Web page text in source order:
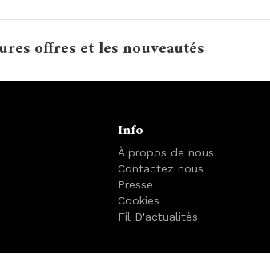
offres et les nouveautés
Info
À propos de nous
Contactez nous
Presse
Cookies
Fil D'actualitès